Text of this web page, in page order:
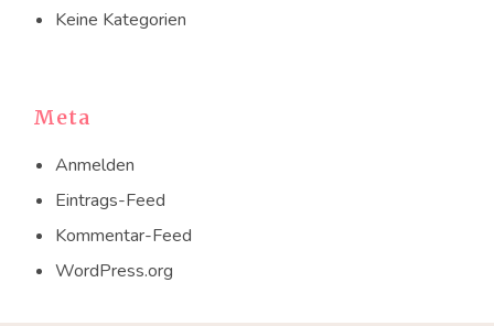
Keine Kategorien
Meta
Anmelden
Eintrags-Feed
Kommentar-Feed
WordPress.org